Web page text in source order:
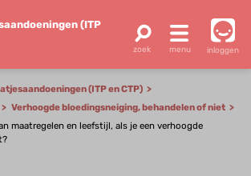
(ITP
inloggen
(ITP en CTP)
Verhoogde bloedingsneiging, behandelen of niet
maatregelen en leefstijl, als je een verhoogde